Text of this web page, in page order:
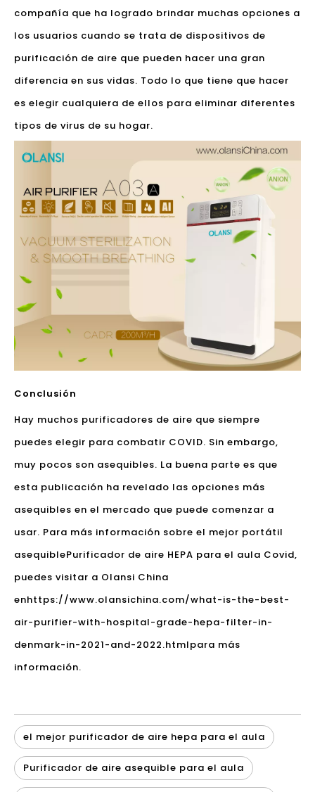
compañía que ha logrado brindar muchas opciones a
los usuarios cuando se trata de dispositivos de
purificación de aire que pueden hacer una gran
diferencia en sus vidas. Todo lo que tiene que hacer
es elegir cualquiera de ellos para eliminar diferentes
tipos de virus de su hogar.
Conclusión
Hay muchos purificadores de aire que siempre
puedes elegir para combatir COVID. Sin embargo,
muy pocos son asequibles. La buena parte es que
esta publicación ha revelado las opciones más
asequibles en el mercado que puede comenzar a
usar. Para más información sobre el mejor portátil
asequiblePurificador de aire HEPA para el aula Covid,
puedes visitar a Olansi China
enhttps://www.olansichina.com/what-is-the-best-
air-purifier-with-hospital-grade-hepa-filter-in-
denmark-in-2021-and-2022.htmlpara más
información.
el mejor purificador de aire hepa para el aula
Purificador de aire asequible para el aula